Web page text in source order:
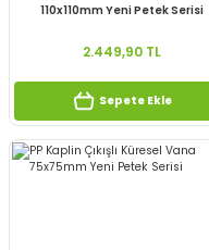
110x110mm Yeni Petek Serisi
2.449,90 TL
Sepete Ekle